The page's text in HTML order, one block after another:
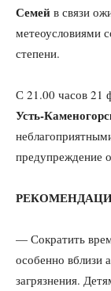
Семей в связи
метеоусловиями
степени.
С 21.00 часов 21
Усть-
предупреждение
— Сократить
особенно вблизи
загрязнения.